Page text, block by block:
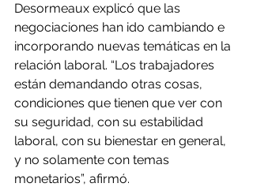
Desormeaux explicó que las
negociaciones han ido cambiando e
incorporando nuevas temáticas en la
relación laboral. “Los trabajadores
están demandando otras cosas,
condiciones que tienen que ver con
su seguridad, con su estabilidad
laboral, con su bienestar en general,
y no solamente con temas
monetarios”, afirmó.